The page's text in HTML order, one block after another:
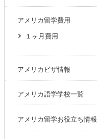
アメリカ留学費用
１ヶ月費用
アメリカビザ情報
アメリカ語学学校一覧
アメリカ留学お役立ち情報